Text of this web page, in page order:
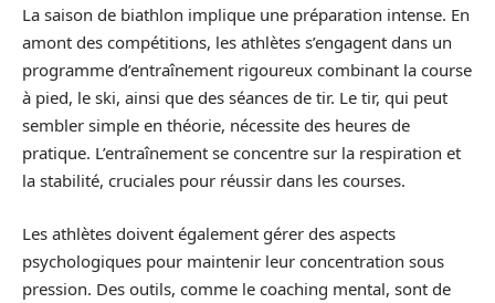
La saison de biathlon implique une préparation intense. En
amont des compétitions, les athlètes s’engagent dans un
programme d’entraînement rigoureux combinant la course
à pied, le ski, ainsi que des séances de tir. Le tir, qui peut
sembler simple en théorie, nécessite des heures de
pratique. L’entraînement se concentre sur la respiration et
la stabilité, cruciales pour réussir dans les courses.
Les athlètes doivent également gérer des aspects
psychologiques pour maintenir leur concentration sous
pression. Des outils, comme le coaching mental, sont de